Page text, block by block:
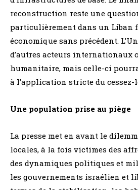
reconstruction reste une
particulièrement dans un Liban
économique sans précédent.
d’autres acteurs internationaux
humanitaire, mais celle-ci
à l’application stricte du cessez-
Une population prise au piège
La presse met en avant le
locales, à la fois victimes des
des dynamiques politiques et
les gouvernements israélien et